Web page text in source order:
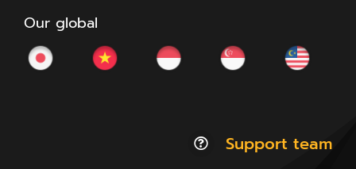
Our global
Support team